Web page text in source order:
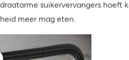
suikervervangers
meer mag eten.